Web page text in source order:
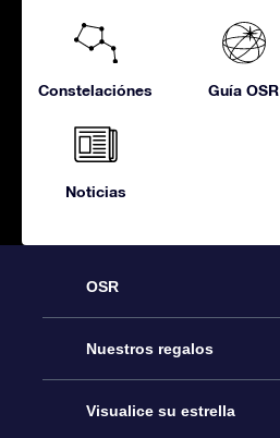
Constelaciónes Guía OSR
Noticias
OSR
Atención
Contáctanos
Nuestros regalos
Regalo Estrella Online
Visualice su estrella